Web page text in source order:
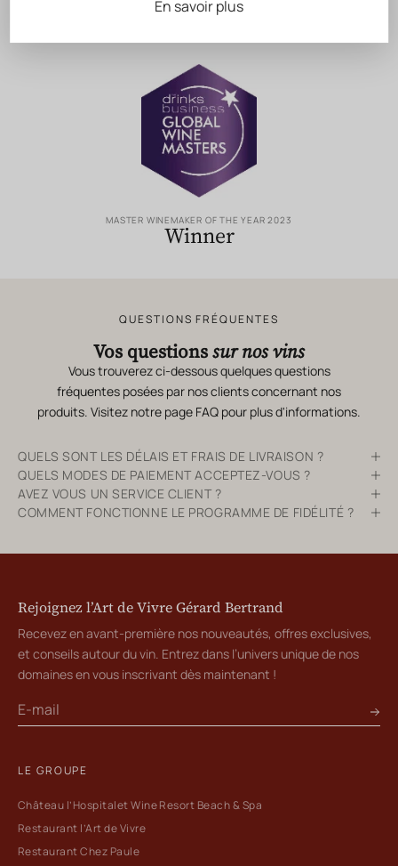
En savoir plus
MASTER WINEMAKER OF THE YEAR 2023
Winner
QUESTIONS FRÉQUENTES
Vos questionssur nos vins
Vous trouverez ci-dessous quelques questions
fréquentes posées par nos clients concernant nos
produits. Visitez notre page FAQ pour plus d'informations.
QUELS SONT LES DÉLAIS ET FRAIS DE LIVRAISON ?
QUELS MODES DE PAIEMENT ACCEPTEZ-VOUS ?
AVEZ VOUS UN SERVICE CLIENT ?
COMMENT FONCTIONNE LE PROGRAMME DE FIDÉLITÉ ?
Rejoignez l’Art de Vivre Gérard Bertrand
Recevez en avant-première nos nouveautés, offres exclusives,
et conseils autour du vin. Entrez dans l’univers unique de nos
domaines en vous inscrivant dès maintenant !
LE GROUPE
Château l’Hospitalet Wine Resort Beach & Spa
Restaurant l’Art de Vivre
Restaurant Chez Paule